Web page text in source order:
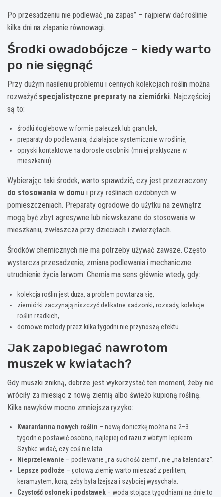
Po przesadzeniu nie podlewać „na zapas” – najpierw dać roślinie
kilka dni na złapanie równowagi.
Środki owadobójcze – kiedy warto
po nie sięgnąć
Przy dużym nasileniu problemu i cennych kolekcjach roślin można
rozważyć specjalistyczne preparaty na ziemiórki. Najczęściej
są to:
środki doglebowe w formie pałeczek lub granulek,
preparaty do podlewania, działające systemicznie w roślinie,
opryski kontaktowe na dorosłe osobniki (mniej praktyczne w
mieszkaniu).
Wybierając taki środek, warto sprawdzić, czy jest przeznaczony
do stosowania w domu i przy roślinach ozdobnych w
pomieszczeniach. Preparaty ogrodowe do użytku na zewnątrz
mogą być zbyt agresywne lub niewskazane do stosowania w
mieszkaniu, zwłaszcza przy dzieciach i zwierzętach.
Środków chemicznych nie ma potrzeby używać zawsze. Często
wystarcza przesadzenie, zmiana podlewania i mechaniczne
utrudnienie życia larwom. Chemia ma sens głównie wtedy, gdy:
kolekcja roślin jest duża, a problem powtarza się,
ziemiórki zaczynają niszczyć delikatne sadzonki, rozsady, kolekcje
roślin rzadkich,
domowe metody przez kilka tygodni nie przynoszą efektu.
Jak zapobiegać nawrotom
muszek w kwiatach?
Gdy muszki znikną, dobrze jest wykorzystać ten moment, żeby nie
wróciły za miesiąc z nową ziemią albo świeżo kupioną rośliną.
Kilka nawyków mocno zmniejsza ryzyko:
Kwarantanna nowych roślin – nową doniczkę można na 2–3
tygodnie postawić osobno, najlepiej od razu z wbitym lepikiem.
Szybko widać, czy coś nie lata.
Nieprzelewanie – podlewanie „na suchość ziemi”, nie „na kalendarz”.
Lepsze podłoże – gotową ziemię warto mieszać z perlitem,
keramzytem, korą, żeby była lżejsza i szybciej wysychała.
Czystość osłonek i podstawek – woda stojąca tygodniami na dnie to